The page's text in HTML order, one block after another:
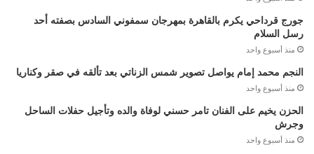
جورج قرداحي يكرم بالقاهرة بمهرجان سمفوني السادس بصفته أحد
رسل السلام
منذ أسبوع واحد
النجم محمد إمام يواصل تصوير شمس الزناتي بعد تألقه في صقر وكناريا
منذ أسبوع واحد
الحزن يخيم على الفنان تامر حسني لوفاة والده وتأجيل حفلات الساحل
وجرش
منذ أسبوع واحد